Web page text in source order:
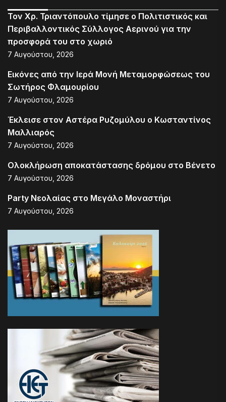
Τον Χρ. Τριαντόπουλο τίμησε ο Πολιτιστικός και
Περιβαλλοντικός Σύλλογος Αερινού για την
προσφορά του στο χωριό
7 Αυγούστου, 2026
Εικόνες από την Ιερά Μονή Μεταμορφώσεως του
Σωτήρος Φλαμουρίου
7 Αυγούστου, 2026
Έκλεισε στον Αστέρα Ρυζομύλου ο Κωσταντίνος
Μαλλιαρός
7 Αυγούστου, 2026
Ολοκλήρωση αποκατάστασης δρόμου στο Βένετο
7 Αυγούστου, 2026
Party Νεολαίας στο Μεγάλο Μοναστήρι
7 Αυγούστου, 2026